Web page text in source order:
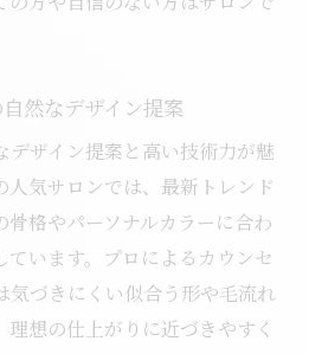
然なデザイン提案
デザイン提案と高い技術力が魅
人気サロンでは、最新トレンド
骨格やパーソナルカラーに合わ
います。プロによるカウンセ
気づきにくい似合う形や毛流れ
想の仕上がりに近づきやすく